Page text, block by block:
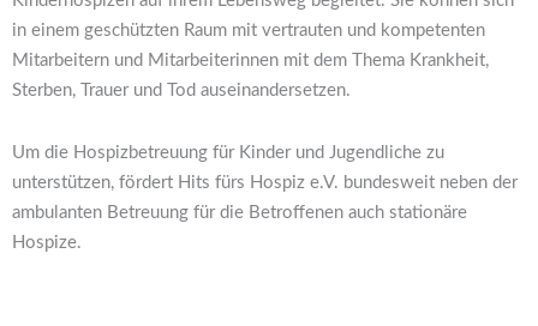
in einem geschützten Raum mit vertrauten und kompetenten
Mitarbeitern und Mitarbeiterinnen mit dem Thema Krankheit,
Sterben, Trauer und Tod auseinandersetzen.
Um die Hospizbetreuung für Kinder und Jugendliche zu
unterstützen, fördert Hits fürs Hospiz e.V. bundesweit neben der
ambulanten Betreuung für die Betroffenen auch stationäre
Hospize.